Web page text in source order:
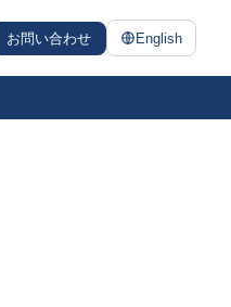
お問い合わせ English